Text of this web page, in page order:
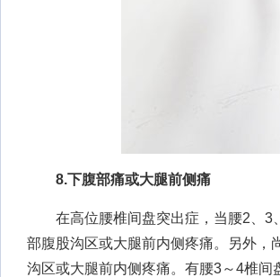
8.下腹部痛或大腿前侧痛
在高位腰椎间盘突出症，当腰2、3
部腹股沟区或大腿前内侧疼痛。另外，
沟区或大腿前内侧疼痛。有腰3～4椎